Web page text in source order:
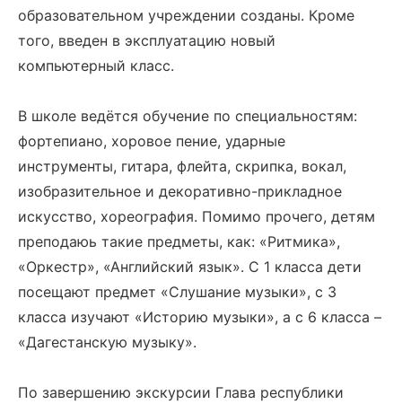
образовательном учреждении созданы. Кроме
того, введен в эксплуатацию новый
компьютерный класс.
В школе ведётся обучение по специальностям:
фортепиано, хоровое пение, ударные
инструменты, гитара, флейта, скрипка, вокал,
изобразительное и декоративно-прикладное
искусство, хореография. Помимо прочего, детям
преподаюь такие предметы, как: «Ритмика»,
«Оркестр», «Английский язык». С 1 класса дети
посещают предмет «Слушание музыки», с 3
класса изучают «Историю музыки», а с 6 класса –
«Дагестанскую музыку».
По завершению экскурсии Глава республики